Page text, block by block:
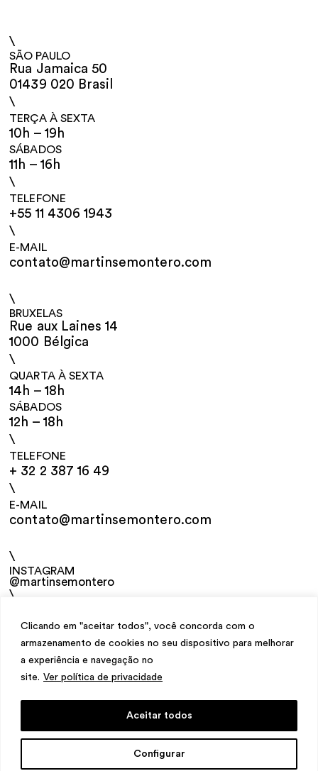
Clicando em "aceitar todos", você concorda com o
armazenamento de cookies no seu dispositivo para melhorar
a experiência e navegação no
site. Ver política de privacidade
Configurar
Aceitar todos
\
SÃO PAULO
Rua Jamaica 50
01439 020 Brasil
\
TERÇA À SEXTA
10h – 19h
SÁBADOS
11h – 16h
\
TELEFONE
+55 11 4306 1943
\
E-MAIL
contato@martinsemontero.com
\
BRUXELAS
Rue aux Laines 14
1000 Bélgica
\
QUARTA À SEXTA
14h – 18h
SÁBADOS
12h – 18h
\
TELEFONE
+ 32 2 387 16 49
\
E-MAIL
contato@martinsemontero.com
\
INSTAGRAM
@martinsemontero
\